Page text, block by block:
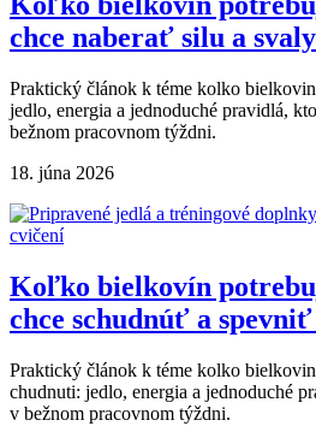
chce naberať silu a svaly
Praktický článok k téme kolko
jedlo, energia a jednoduché pravidlá,
bežnom pracovnom týždni.
18. júna 2026
Koľko bielkovín
chce schudnúť a spevniť
Praktický článok k téme kolko
chudnuti: jedlo, energia a jednoduché
v bežnom pracovnom týždni.